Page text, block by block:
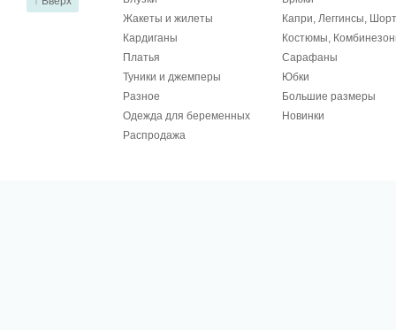
Жакеты и жилеты
Капри, Леггинсы,
Кардиганы
Костюмы,
Платья
Сарафаны
Туники и джемперы
Юбки
Разное
Большие размеры
Одежда для беременных
Новинки
Распродажа